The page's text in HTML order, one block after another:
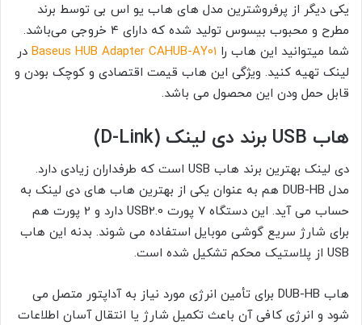
یکی دیگر از پرفروشترین مدل های هاب یو اس بی توسط برند
مطرح و محبوب بیسوس تولید شده که دارای ۴ خروجی می‌باشد.
شما میتوانید این هاب را Baseus HUB Adapter CAHUB-AY01 در
لینک تهیه کنید. ویژگی این هاب قیمت اقتصادی و کوچک بودن و
قابل حمل ودن این محصول می باشد.
هاب USB برند دی لینک (D-Link)
دی لینک بهترین برند هاب USB است که طرفداران زیادی دارد.
مدل DUB-HB هم به عنوان یکی از بهترین هاب های دی لینک به
حساب می آید. این دستگاه 7 پورت USB2.0 دارد و 2 پورت هم
برای شارژ سریع گوشی موبایل استفاده می شوند. بدنه این هاب
USB از پلاستیک محکم تشکیل شده است.
هاب DUB-HB برای تأمین انرژی مورد نیاز به آداپتور متصل می
شود و انرژی کافی آن باعث تکمیل شارژ یا انتقال آسان اطلاعات